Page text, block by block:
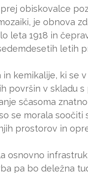
obiskovalce
je obnova
leta 1918 in
letih
in kemikalije, ki se
površin v skladu
sčasoma
se morala
prostorov in
osnovno
pa bo deležna